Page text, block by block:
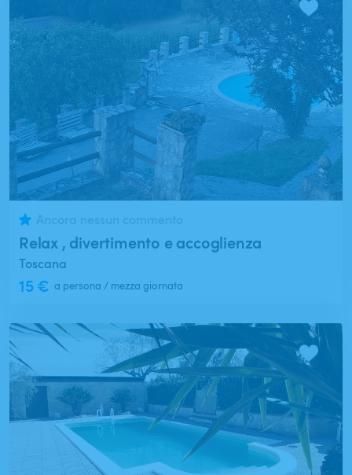
Relax , divertimento e accoglienza
Toscana
15 € a persona / mezza giornata